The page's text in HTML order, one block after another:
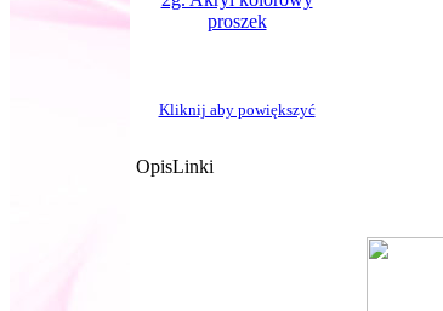
Kliknij aby powiększyć
OpisLinki